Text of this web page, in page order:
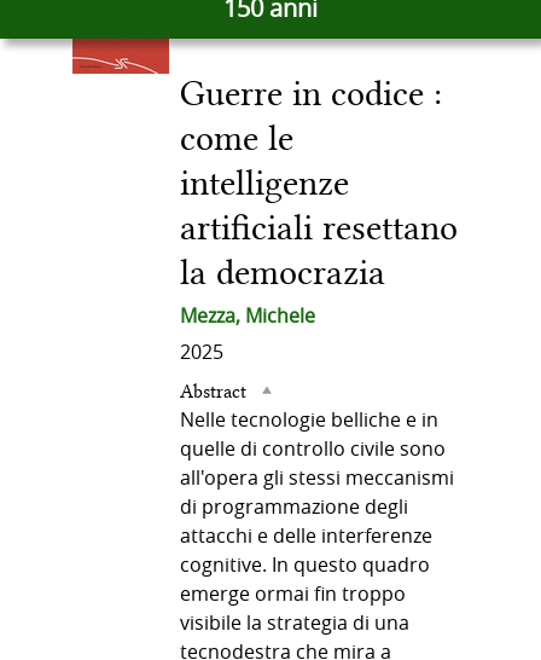
150 anni
del
documento
in
Guerre in codice :
come le
intelligenze
artificiali resettano
la democrazia
Mezza, Michele
2025
Abstract
Nelle tecnologie belliche e in
quelle di controllo civile sono
all'opera gli stessi meccanismi
di programmazione degli
attacchi e delle interferenze
cognitive. In questo quadro
emerge ormai fin troppo
visibile la strategia di una
tecnodestra che mira a